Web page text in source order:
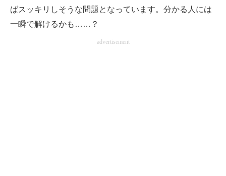
スマホと通信の最新トレンド
進化するPCとデバイスの未来
ばスッキリしそうな問題となっています。分かる人には
一瞬で解けるかも……？
advertisement